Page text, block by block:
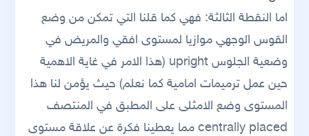
اما النقطة الثالثة: فهي كما قلنا التي تمكن من وضع
القوس الوجهي موازيا لمستوى افقي والمريض في
وضعية الجلوس upright (هذا الامر في غاية الاهمية
حين عمل ترميمات امامية كما نعلم) حيث يؤمن لنا هذا
المستوى وضع الامثلى على المطبق في المنتصف
centrally placed مما يعطينا فكرة عن علاقة مستوى